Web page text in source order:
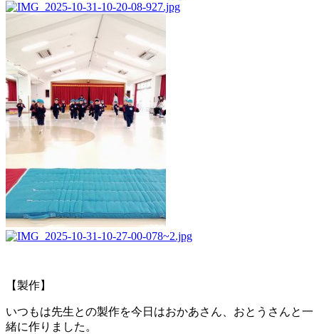
【製作】
いつもは先生との製作を今日はおかあさん、おとうさんと一
緒に作りました。